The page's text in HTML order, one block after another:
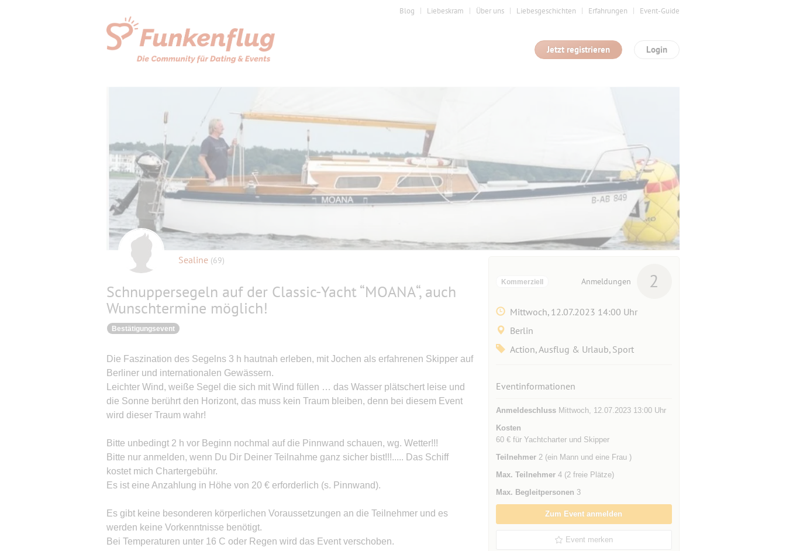
Blog Liebeskram Über uns Liebesgeschichten Erfahrungen Event-Guide
Login
Jetzt registrieren
Sealine (69)
Schnuppersegeln auf der Classic-Yacht “MOANA“, auch
Wunschtermine möglich!
Bestätigungsevent
Die Faszination des Segelns 3 h hautnah erleben, mit Jochen als erfahrenen Skipper auf
Berliner und internationalen Gewässern.
Leichter Wind, weiße Segel die sich mit Wind füllen … das Wasser plätschert leise und
die Sonne berührt den Horizont, das muss kein Traum bleiben, denn bei diesem Event
wird dieser Traum wahr!
Bitte unbedingt 2 h vor Beginn nochmal auf die Pinnwand schauen, wg. Wetter!!!
Bitte nur anmelden, wenn Du Dir Deiner Teilnahme ganz sicher bist!!!..... Das Schiff
kostet mich Chartergebühr.
Es ist eine Anzahlung in Höhe von 20 € erforderlich (s. Pinnwand).
Es gibt keine besonderen körperlichen Voraussetzungen an die Teilnehmer und es
werden keine Vorkenntnisse benötigt.
Bei Temperaturen unter 16 C oder Regen wird das Event verschoben.
Kommerziell Anmeldungen 2
Mittwoch, 12.07.2023 14:00 Uhr
Berlin
Action, Ausflug & Urlaub, Sport
Eventinformationen
AnmeldeschlussMittwoch, 12.07.2023 13:00 Uhr
Kosten
60 € für Yachtcharter und Skipper
Teilnehmer2 (ein Mann und eine Frau )
Max. Teilnehmer4 (2 freie Plätze)
Max. Begleitpersonen 3
Zum Event anmelden
Event merken